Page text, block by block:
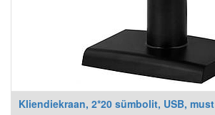
Kliendiekraan, 2*20 sümbolit, USB, must